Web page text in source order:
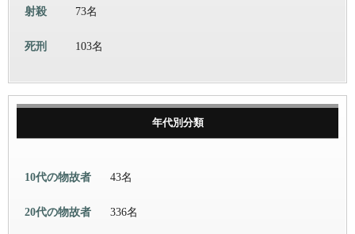
射殺 73名
死刑 103名
年代別分類
10代の物故者 43名
20代の物故者 336名